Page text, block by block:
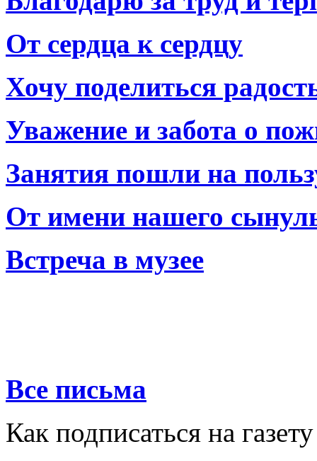
От сердца к сердцу
Хочу поделиться
Уважение и забота о
Занятия пошли на
От имени нашего
Встреча в музее
Все письма
Как подписаться на газету